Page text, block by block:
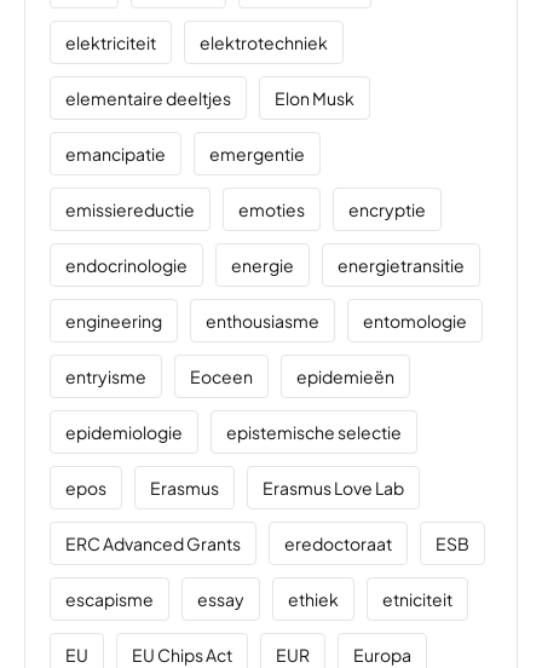
elektriciteit elektrotechniek
elementaire deeltjes Elon Musk
emancipatie emergentie
emissiereductie emoties encryptie
endocrinologie energie energietransitie
engineering enthousiasme entomologie
entryisme Eoceen epidemieën
epidemiologie epistemische selectie
epos Erasmus Erasmus Love Lab
ERC Advanced Grants eredoctoraat ESB
escapisme essay ethiek etniciteit
EU EU Chips Act EUR Europa